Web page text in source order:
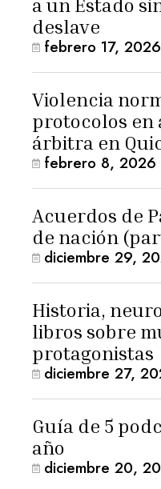
a un Estado
deslave
febrero 17, 2026
Violencia
protocolos en
árbitra en
febrero 8, 2026
Acuerdos de
de nación
diciembre 29,
Historia,
libros sobre
protagonistas
diciembre 27,
Guía de 5
año
diciembre 20,